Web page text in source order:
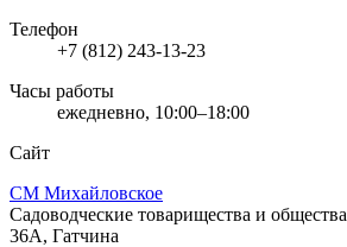
Телефон
+7 (812) 243-13-23
Часы работы
ежедневно, 10:00–18:00
Сайт
СМ Михайловское
Садоводческие товарищества и общества
36А, Гатчина